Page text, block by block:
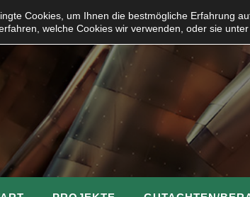
Cookies, um Ihnen die bestmögliche Erfahrung
welche Cookies wir verwenden, oder sie unter